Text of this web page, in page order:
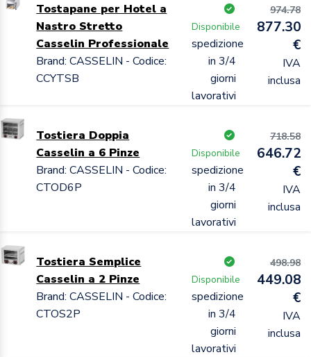
Tostapane per Hotel a
Nastro Stretto
Casselin Professionale
Brand: CASSELIN - Codice:
CCYTSB
Disponibile
spedizione
in 3/4
giorni
lavorativi
974.78
877.30
€
IVA
inclusa
Tostiera Doppia
Casselin a 6 Pinze
Brand: CASSELIN - Codice:
CTOD6P
Disponibile
spedizione
in 3/4
giorni
lavorativi
718.58
646.72
€
IVA
inclusa
Tostiera Semplice
Casselin a 2 Pinze
Brand: CASSELIN - Codice:
CTOS2P
Disponibile
spedizione
in 3/4
giorni
lavorativi
498.98
449.08
€
IVA
inclusa